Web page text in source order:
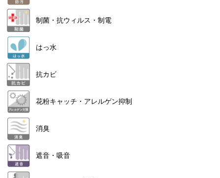
制菌・抗ウィルス・制電
はっ水
抗カビ
花粉キャッチ・アレルゲン抑制
消臭
遮音・吸音